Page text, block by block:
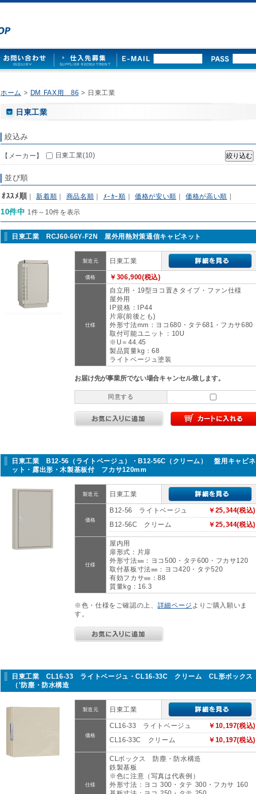
ホーム > DM FAX用 86 > 日東工業
日東工業
絞込み
【メーカー】 日東工業(10)
並び順
ｵｽｽﾒ順 ｜ 新着順 ｜ 商品名順 ｜ ﾒｰｶｰ順 ｜価格が安い順 ｜価格が高い順 ｜
10件中 1件～10件を表示
日東工業 RCJ60-66Y-F2N 屋外用熱対策通信キャビネット
製造元 日東工業
価格 ￥306,900(税込)
仕様
自立用・19型ヨコ置きタイプ・ファン仕様
屋外用
IP規格：IP44
片扉(前後とも)
外形寸法mm：ヨコ680・タテ681・フカサ680
取付可能ユニット：10U
※U＝44.45
製品質量kg：68
ライトベージュ塗装
お届け先が事業所でない場合キャンセル致します。
同意する
日東工業 B12-56（ライトベージュ）・B12-56C（クリーム） 盤用キャビネ
ット・露出形・木製基板付 フカサ120mm
製造元 日東工業
価格
￥25,344(税込)
B12-56 ライトベージュ
￥25,344(税込)
B12-56C クリーム
仕様
屋内用
扉形式：片扉
外形寸法㎜：ヨコ500・タテ600・フカサ120
取付基板寸法㎜：ヨコ420・タテ520
有効フカサ㎜：88
質量kg：16.3
※色・仕様をご確認の上、 詳細ページ よりご購入願いま
す。
日東工業 CL16-33 ライトベージュ・CL16-33C クリーム CL形ボックス
（’防塵・防水構造
製造元 日東工業
価格
￥10,197(税込)
CL16-33 ライトベージュ
￥10,197(税込)
CL16-33C クリーム
仕様
CLボックス 防塵・防水構造
鉄製基板
※色に注意（写真は代表例）
外形寸法：ヨコ 300・タテ 300・フカサ 160